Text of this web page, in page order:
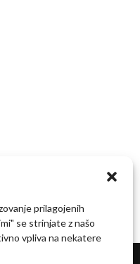
prilagojenih
se strinjate z našo
vpliva na nekatere